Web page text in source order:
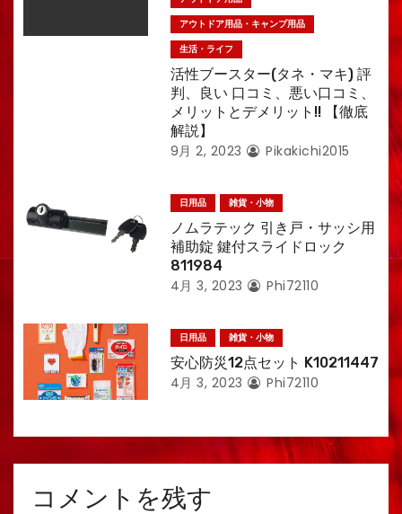
アウトドア用品・キャンプ用品
生活・ライフ
活性ブースター(タネ・マキ) 評
判、良い 口コミ、悪い口コミ、
メリットとデメリット!! 【徹底
解説】
9月 2, 2023 Pikakichi2015
日用品 雑貨・小物
ノムラテック 引き戸・サッシ用
補助錠 鍵付スライドロック
811984
4月 3, 2023 Phi72110
日用品 雑貨・小物
安心防災12点セット K10211447
4月 3, 2023 Phi72110
コメントを残す